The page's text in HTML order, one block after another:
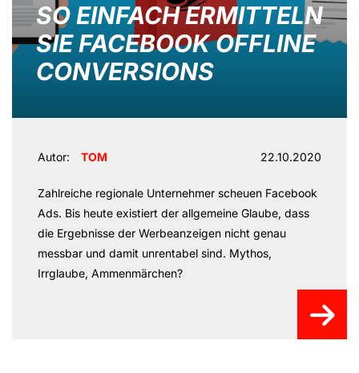
SO EINFACH ERMITTELN
SIE FACEBOOK OFFLINE
CONVERSIONS
Autor: TOM 22.10.2020
Zahlreiche regionale Unternehmer scheuen Facebook
Ads. Bis heute existiert der allgemeine Glaube, dass
die Ergebnisse der Werbeanzeigen nicht genau
messbar und damit unrentabel sind. Mythos,
Irrglaube, Ammenmärchen?